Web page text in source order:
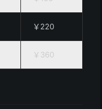
￥220
￥360